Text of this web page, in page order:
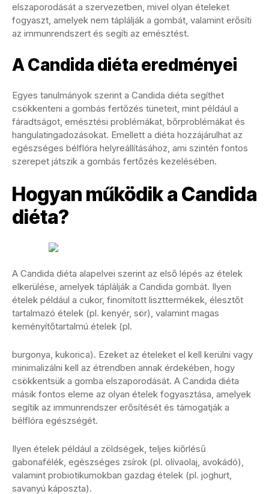
elszaporodását a szervezetben, mivel olyan ételeket
fogyaszt, amelyek nem táplálják a gombát, valamint erősíti
az immunrendszert és segíti az emésztést.
A Candida diéta eredményei
Egyes tanulmányok szerint a Candida diéta segíthet
csökkenteni a gombás fertőzés tüneteit, mint például a
fáradtságot, emésztési problémákat, bőrproblémákat és
hangulatingadozásokat. Emellett a diéta hozzájárulhat az
egészséges bélflóra helyreállításához, ami szintén fontos
szerepet játszik a gombás fertőzés kezelésében.
Hogyan működik a Candida
diéta?
A Candida diéta alapelvei szerint az első lépés az ételek
elkerülése, amelyek táplálják a Candida gombát. Ilyen
ételek például a cukor, finomított liszttermékek, élesztőt
tartalmazó ételek (pl. kenyér, sör), valamint magas
keményítőtartalmú ételek (pl.
burgonya, kukorica). Ezeket az ételeket el kell kerülni vagy
minimalizálni kell az étrendben annak érdekében, hogy
csökkentsük a gomba elszaporodását. A Candida diéta
másik fontos eleme az olyan ételek fogyasztása, amelyek
segítik az immunrendszer erősítését és támogatják a
bélflóra egészségét.
Ilyen ételek például a zöldségek, teljes kiőrlésű
gabonafélék, egészséges zsírok (pl. olívaolaj, avokádó),
valamint probiotikumokban gazdag ételek (pl. joghurt,
savanyú káposzta).